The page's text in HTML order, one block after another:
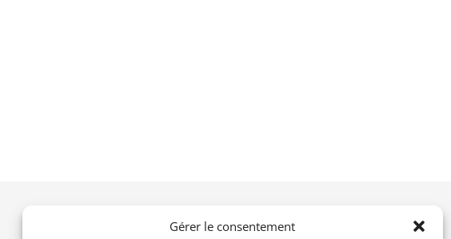
Gérer le consentement